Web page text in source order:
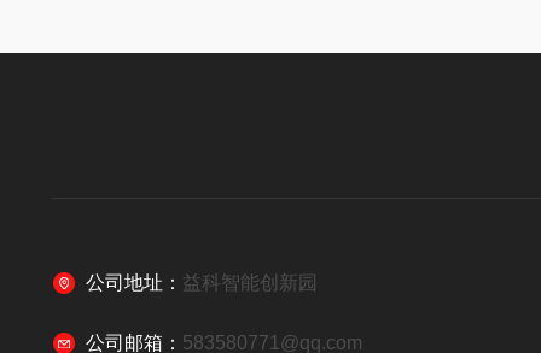
公司地址： 益科智能创新园
公司邮箱： 583580771@qq.com